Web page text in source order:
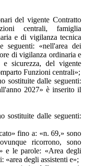
del vigente Contratto
centrali, famiglia
e di vigilanza tecnica
seguenti: «nell'area dei
di vigilanza ordinaria e
sicurezza, del vigente
Funzioni centrali»;
sostituite dalle seguenti:
2027» è inserito il
sostituite dalle seguenti:
fino a: «n. 69,» sono
ricorrono, sono
e le parole: «Area degli
«area degli assistenti e»;